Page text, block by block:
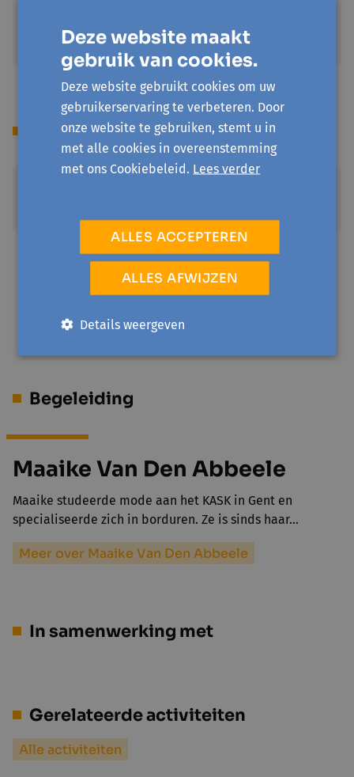
Toon op kaart
Prijs
Sociale prijs
Begeleiding
Maaike Van Den Abbeele
Maaike studeerde mode aan het KASK in Gent en
specialiseerde zich in borduren. Ze is sinds haar…
Meer over Maaike Van Den Abbeele
In samenwerking met
Gerelateerde activiteiten
Alle activiteiten
Deze website maakt
gebruik van cookies.
Deze website gebruikt cookies om uw
gebruikerservaring te verbeteren. Door
onze website te gebruiken, stemt u in
met alle cookies in overeenstemming
met ons Cookiebeleid. Lees verder
ALLES ACCEPTEREN
ALLES AFWIJZEN
Details weergeven